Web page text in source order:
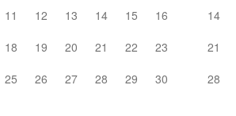
11 12 13 14 15
16
18 19 20 21 22
23
25 26 27 28 29
30
14
21
28